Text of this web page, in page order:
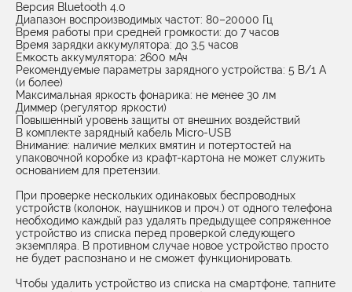
Версия Bluetooth 4.0
Диапазон воспроизводимых частот: 80–20000 Гц
Время работы при средней громкости: до 7 часов
Время зарядки аккумулятора: до 3,5 часов
Емкость аккумулятора: 2600 мАч
Рекомендуемые параметры зарядного устройства: 5 В/1 А
(и более)
Максимальная яркость фонарика: не менее 30 лм
Диммер (регулятор яркости)
Повышенный уровень защиты от внешних воздействий
В комплекте зарядный кабель Micro-USB
Внимание: наличие мелких вмятин и потертостей на
упаковочной коробке из крафт-картона не может служить
основанием для претензии.
При проверке нескольких одинаковых беспроводных
устройств (колонок, наушников и проч.) от одного телефона
необходимо каждый раз удалять предыдущее сопряженное
устройство из списка перед проверкой следующего
экземпляра. В противном случае новое устройство просто
не будет распознано и не сможет функционировать.
Чтобы удалить устройство из списка на смартфоне, тапните